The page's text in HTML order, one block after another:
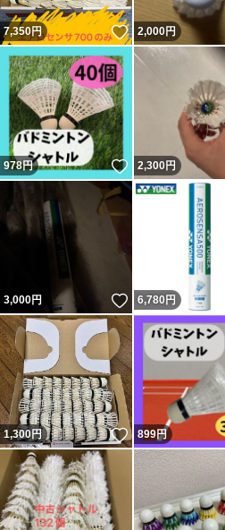
7,350円 いいね！
2,000円
978円 いいね！
2,300円
3,000円 いいね！
6,780 円
1,300円 いいね！
899円